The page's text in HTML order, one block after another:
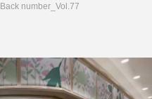
Back number_Vol.77